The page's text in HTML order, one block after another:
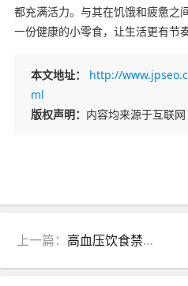
都充满活力。与其在饥饿和疲惫之
一份健康的小零食，让生活更有节
本文地址：
http://
ml
版权声明： 内容均来源于互联
上一篇： 高血压饮食禁忌大全